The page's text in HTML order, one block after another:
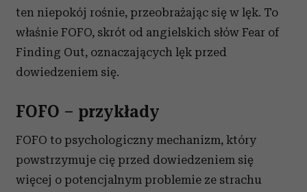
ten niepokój rośnie, przeobrażając się w lęk. To
właśnie FOFO, skrót od angielskich słów Fear of
Finding Out, oznaczających lęk przed
dowiedzeniem się.
FOFO – przykłady
FOFO to psychologiczny mechanizm, który
powstrzymuje cię przed dowiedzeniem się
więcej o potencjalnym problemie ze strachu